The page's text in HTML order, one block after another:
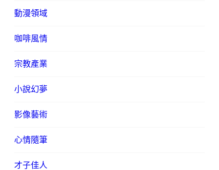
動漫領域
咖啡風情
宗教產業
小說幻夢
影像藝術
心情隨筆
才子佳人